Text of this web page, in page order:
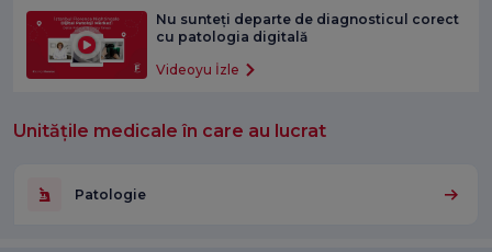
Nu sunteți departe de diagnosticul corect
cu patologia digitală
Videoyu İzle
Unitățile medicale în care au lucrat
Patologie